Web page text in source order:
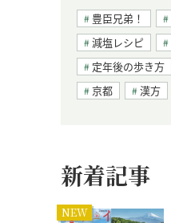
豊臣兄弟！
減塩レシピ
定年後の歩き方
京都
漢方
新着記事
NEW